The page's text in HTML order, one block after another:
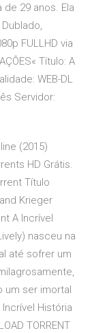
29 anos. Ela
FULLHD via
Título: A
WEB-DL
Servidor:
(2015)
HD Grátis.
Título
Krieger
A Incrível
nasceu na
até sofrer um
um ser imortal
História
TORRENT